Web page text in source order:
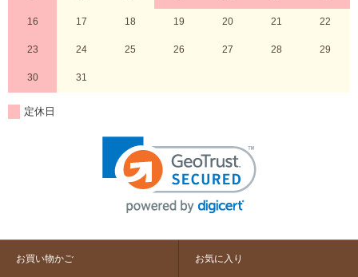
16 17 18 19 20 21 22
23 24 25 26 27 28 29
30 31
定休日
お買い物かご お気に入り